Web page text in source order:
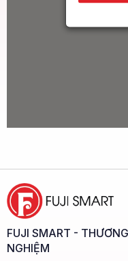
FUJI SMART -
NGHIỆM